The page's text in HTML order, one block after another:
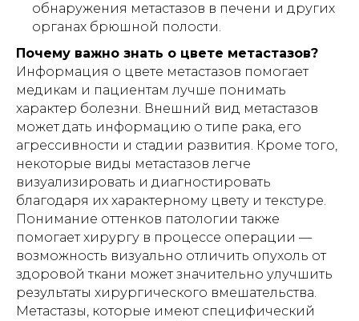
обнаружения метастазов в печени и других
органах брюшной полости.
Почему важно знать о цвете метастазов?
Информация о цвете метастазов помогает
медикам и пациентам лучше понимать
характер болезни. Внешний вид метастазов
может дать информацию о типе рака, его
агрессивности и стадии развития. Кроме того,
некоторые виды метастазов легче
визуализировать и диагностировать
благодаря их характерному цвету и текстуре.
Понимание оттенков патологии также
помогает хирургу в процессе операции —
возможность визуально отличить опухоль от
здоровой ткани может значительно улучшить
результаты хирургического вмешательства.
Метастазы, которые имеют специфический
Кровати и иное оборудование
предоставляются в прокат (аренду)
жилых помещениях (квартирах, жилых
домах), находящихся в собственности
либо на ином законном основании во
владении физического лица -
арендатора.
Прокат (аренда) оборудованияне
осуществляется:
– в интересах юридических лиц;
– для использования в медицинских
организациях, пансионатах,
организациях социального
обслуживания, хосписах, а также иных
учреждениях, в которых уход за
гражданами осуществляется
сотрудниками (персоналом) таких
учреждений, независимо от формы
собственности и ведомственной
принадлежности.